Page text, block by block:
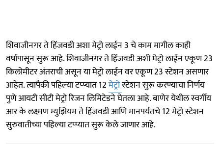
शिवाजीनगर ते हिंजवडी अशा मेट्रो लाईन 3 चे काम मागील काही
वर्षापासून सुरू आहे. शिवाजीनगर ते हिंजवडी अशी मेट्रो लाईन एकूण 23
किलोमीटर अंतराची असून या मेट्रो लाईन वर एकूण 23 स्टेशन असणार
आहेत. त्यापैकी पहिल्या टप्प्यात 12मेट्रोस्टेशन सुरू करण्याचा निर्णय
पुणे आयटी सीटी मेट्रो रिजन लिमिटेडने घेतला आहे. बाणेर येथील स्वर्गीय
आर के लक्ष्मण म्युझियम ते हिंजवडी आणि मानपर्यंतचे 12 मेट्रो स्टेशन
सुरुवातीच्या पहिल्या टप्प्यात सुरू केले जाणार आहे.